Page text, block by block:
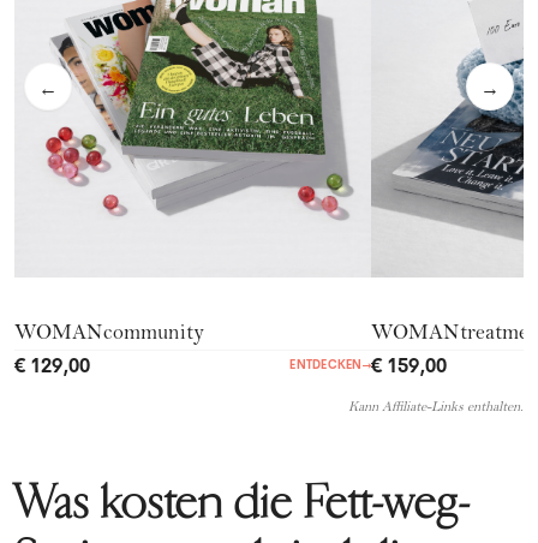
← →
WOMANcommunity
€ 129,00 ENTDECKEN →€ 159,00
Kann Affiliate-Links enthalten.
Was kosten die Fett-weg-